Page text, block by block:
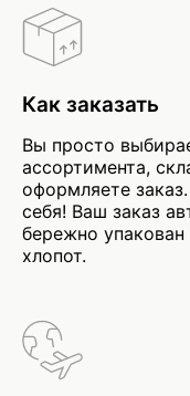
Как заказать
Вы просто
ассортимента,
оформляете
себя! Ваш заказ
бережно
хлопот.